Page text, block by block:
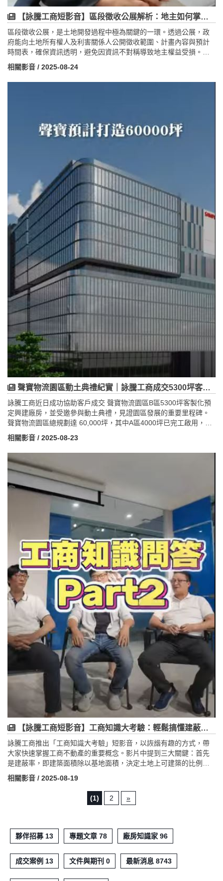
【詠騰工商短影音】區段徵收公展解析：地主如何掌握土地價格上漲契機？
區段徵收公展，是土地開發過程中極為關鍵的一環。透過公展，政
府能向土地所有權人及利害關係人公開徵收範圍、計畫內容與預計
時間表，確保資訊透明，避免因資訊不對稱導致地主權益受損。對
地主而言，公展不僅是認識計畫的起點，更是土地價值啟動的重要
信號，因為未來土地可能規劃為建地或商業地，發展潛力大幅提
升。公展的核心意義包含五點：保障權益、促進政策溝通、提升計
一步，也往往帶動土地價格上漲。公展不只是行政程序，更是連結
政府與民間信任、推動地區發展、創造土地價值的關鍵轉折點。
相關影音 / 2025-08-24
聲寶物流園區動土典禮紀實｜詠騰工商成交5300坪客製化廠房
詠騰工商近日成功協助客戶成交 聲寶物流園區B區5300坪客製化預
定興建廠房，並受邀參與動土典禮，見證園區發展的重要里程碑。
聲寶物流園區總規劃達 60,000坪，其中A區4000坪已完工啟用，B
區則持續推進，展現桃園廠房出租市場的強勁需求。園區以「三
高」為特色：高品質建築、高載重設計、超挑高空間，不僅適合物
流倉儲業，也非常契合高科技產業、研發實驗室及製造業的需求。
配套設施包含超大停車場與卸貨碼頭，提供完善物流動線。目前園
區仍有 2000多坪空間可承租，機會難得。詠騰工商作為專業 工業地
產仲介 團隊，長年深耕大桃園市場，專營廠房、廠辦及工業地買賣
租賃，秉持快速、安全、專業的理念，協助企業找到最合適的空
相關影音 / 2025-08-23
【詠騰工商短影音】工商知識大考驗：輕鬆搞懂建蔽率、容積率與土地用途
詠騰工商推出「工商知識大考驗」短影音，以詼諧有趣的方式，帶
大家快速掌握工商不動產的重要概念。影片中提到三大關鍵：首先
是建蔽率，即建築面積除以基地面積，決定土地上可建築的比例；
其次是容積率，總樓地板面積除以基地面積，影響建物可蓋的樓層
與總使用坪數；最後是特定目的事業用地用途有哪一些? 例如運動場
館、停車場、醫院、學校、寺廟、廢棄物處理設施等。透過輕鬆問
答的方式，詠騰工商讓艱澀的知識變得淺顯易懂，不僅幫助企業在
辦大樓買賣與租賃，並提供工廠登記、銀行估價與建築規劃等服
務，致力於成為企業值得信賴的工商地產夥伴。
相關影音 / 2025-08-19
(1) 2 »
夥伴招募 13 專題文章 78 廠房知識家 96
成交案例 13 文件與期刊 0 最新消息 8743